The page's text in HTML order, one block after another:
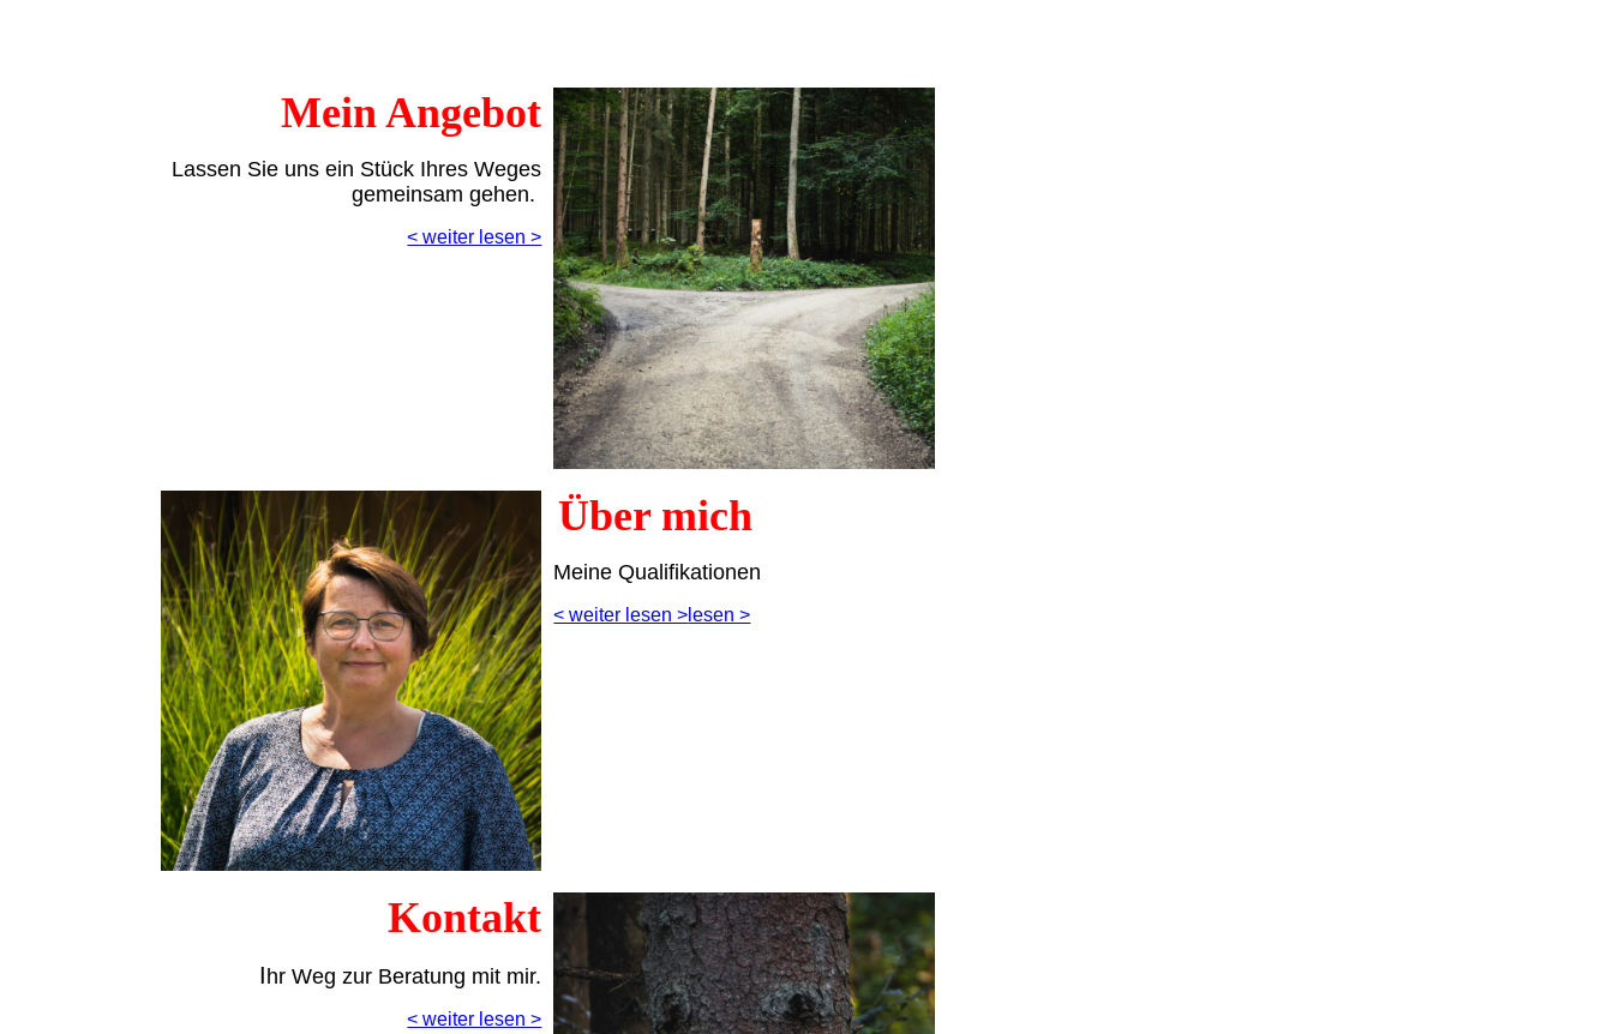
Mein Angebot
Lassen Sie uns ein Stück Ihres Weges
gemeinsam gehen.
< weiter lesen >
Über mich
Meine Qualifikationen
< weiter lesen > lesen >
Kontakt
I hr Weg zur Beratung mit mir.
< weiter lesen >